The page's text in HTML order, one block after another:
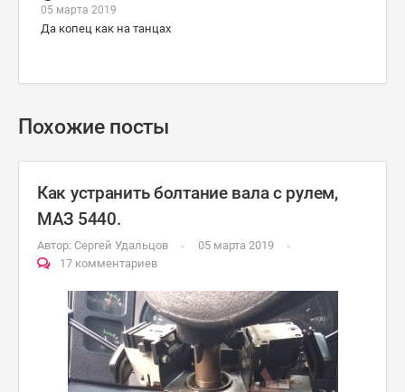
05 марта 2019
Да копец как на танцах
Похожие посты
Как устранить болтание вала с рулем,
МАЗ 5440.
Автор: Сергей Удальцов
05 марта 2019
17 комментариев